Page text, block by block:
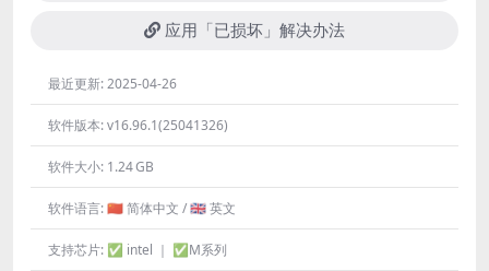
应用「已损坏」解决办法
最近更新:2025-04-26
软件版本:v16.96.1(25041326)
软件大小: 1.24 GB
软件语言:🇨🇳 简体中文 / 🇬🇧 英文
支持芯片: ✅ intel ｜ ✅M系列